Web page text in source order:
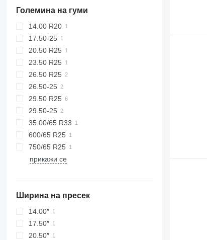
Големина на гуми
14.00 R20
17.50-25
20.50 R25
23.50 R25
26.50 R25
26.50-25
29.50 R25
29.50-25
35.00/65 R33
600/65 R25
750/65 R25
прикажи се
Ширина на пресек
14.00″
17.50″
20.50″